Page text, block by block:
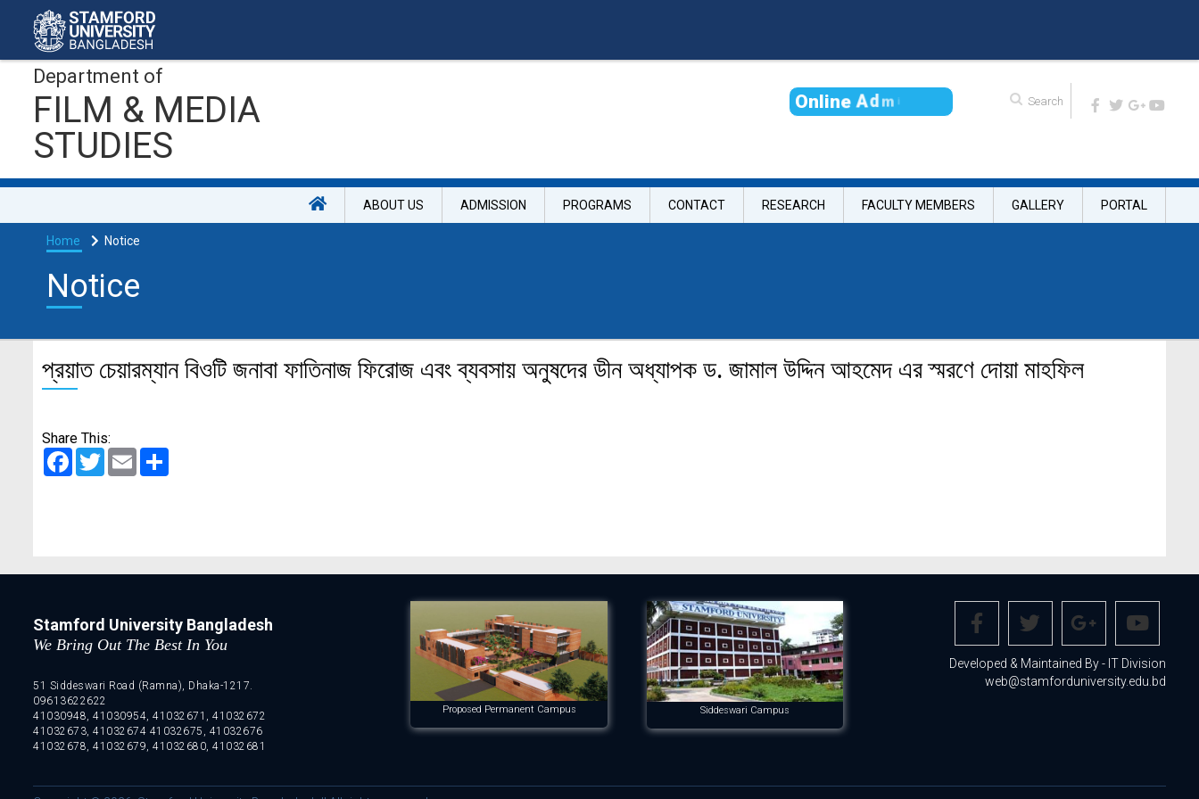
Department of
FILM & MEDIA
STUDIES
Online Admi
ABOUT US ADMISSION PROGRAMS CONTACT RESEARCH FACULTY MEMBERS GALLERY PORTAL
Home Notice
Notice
প্রয়াত চেয়ারম্যান বিওটি জনাবা ফাতিনাজ ফিরোজ এবং ব্যবসায় অনুষদের ডীন অধ্যাপক ড. জামাল উদ্দিন আহমেদ এর স্মরণে দোয়া মাহফিল
Share This:
Facebook
TwitterEmail
Stamford University Bangladesh
We Bring Out The Best In You
51 Siddeswari Road (Ramna), Dhaka-1217.
09613622622
41030948, 41030954, 41032671, 41032672
41032673, 41032674 41032675, 41032676
41032678, 41032679, 41032680, 41032681
Proposed Permanent Campus Siddeswari Campus
Developed & Maintained By - IT Division
web@stamforduniversity.edu.bd